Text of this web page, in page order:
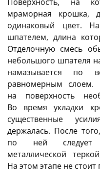
мраморная крошка,
одинаковый цвет.
шпателем, длина
Отделочную смесь
небольшого шпателя
намазывается по
равномерным слоем.
на поверхность
Во время укладки
существенные
держалась. После
по ней следует
металлической
На этом этапе не